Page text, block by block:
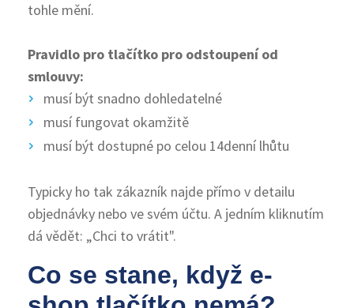
tohle mění.
Pravidlo pro tlačítko pro odstoupení od
smlouvy:
musí být snadno dohledatelné
musí fungovat okamžitě
musí být dostupné po celou 14denní lhůtu
Typicky ho tak zákazník najde přímo v detailu
objednávky nebo ve svém účtu. A jedním kliknutím
dá vědět: „Chci to vrátit".
Co se stane, když e-